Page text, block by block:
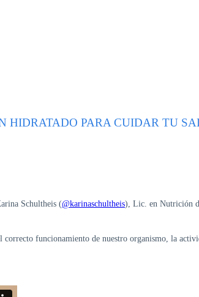
HIDRATADO PARA CUIDAR TU
Schultheis (@karinaschultheis), Lic. en Nutrición
funcionamiento de nuestro organismo, la